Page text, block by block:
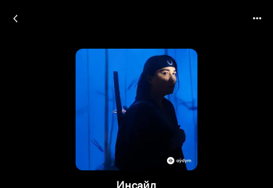
Инсайд